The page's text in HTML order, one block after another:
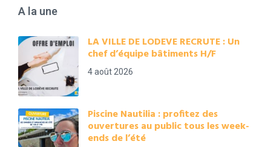
A la une
LA VILLE DE LODEVE RECRUTE : Un
chef d’équipe bâtiments H/F
4 août 2026
Piscine Nautilia : profitez des
ouvertures au public tous les week-
ends de l’été